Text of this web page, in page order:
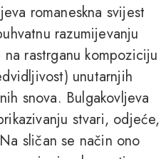
romaneskna svijest
razumijevanju
rastrganu kompoziciju
unutarnjih
snova. Bulgakovljeva
stvari, odjeće,
sličan se način ono